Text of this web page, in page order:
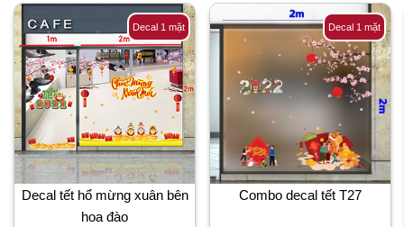
Decal 1 mặt
Decal tết hổ mừng xuân bên
hoa đào
Decal 1 mặt
Combo decal tết T27